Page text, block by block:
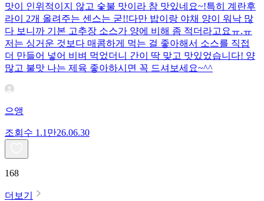
맛이 인위적이지 않고 숯불 맛이라 참 맛있네요~!특히 계란후
라이 2개 올려주는 센스는 굳!! ​다만 밥이랑 야채 양이 워낙 많
다 보니까 기본 고추장 소스가 양에 비해 좀 적더라고요ㅠ.ㅠ
저는 싱거운 것보다 매콤하게 먹는 걸 좋아해서 소스를 직접
더 만들어 넣어 비벼 먹었더니 간이 딱 맞고 맛있었습니다! 양
많고 불맛 나는 제육 좋아하시면 꼭 드셔보세요~^^
으앵
조회수 1.1만26.06.30
168
더보기